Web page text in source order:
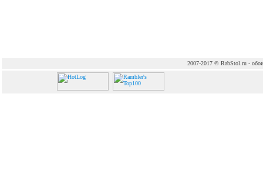
2007-2017 © RabStol.ru - обои